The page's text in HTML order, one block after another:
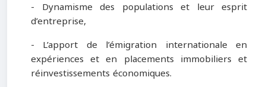
- Dynamisme des populations et leur esprit
d’entreprise,
- L’apport de l’émigration internationale en
expériences et en placements immobiliers et
réinvestissements économiques.